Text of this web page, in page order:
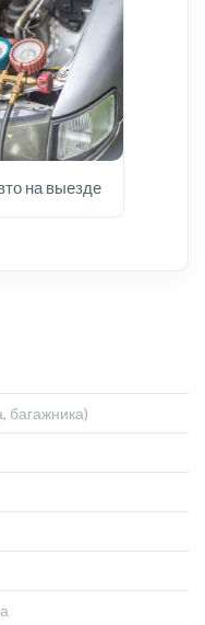
на выезде
багажника)